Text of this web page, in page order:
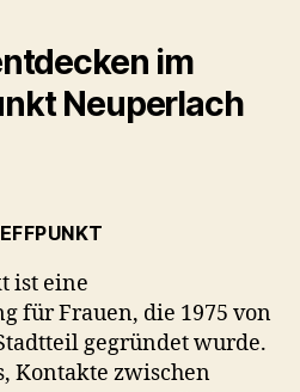
im
Neuperlach
ist eine
für Frauen, die 1975 von
gegründet wurde.
Kontakte zwischen